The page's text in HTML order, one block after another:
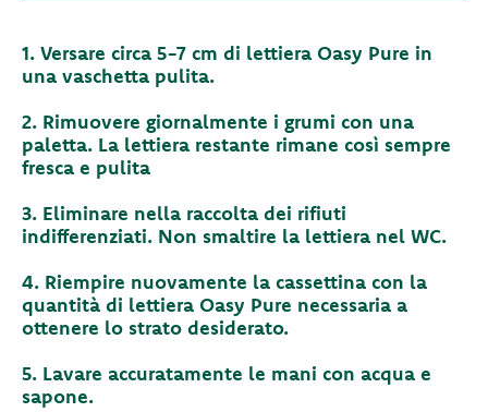
1. Versare circa 5-7 cm di lettiera Oasy Pure in
una vaschetta pulita.
2. Rimuovere giornalmente i grumi con una
paletta. La lettiera restante rimane così sempre
fresca e pulita
3. Eliminare nella raccolta dei rifiuti
indifferenziati. Non smaltire la lettiera nel WC.
4. Riempire nuovamente la cassettina con la
quantità di lettiera Oasy Pure necessaria a
ottenere lo strato desiderato.
5. Lavare accuratamente le mani con acqua e
sapone.